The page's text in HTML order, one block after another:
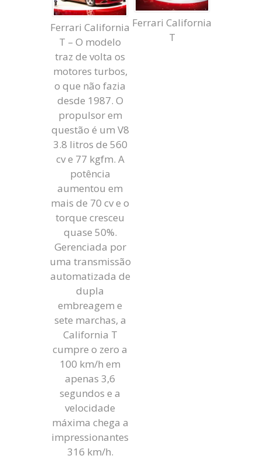
Ferrari California
T – O modelo
traz de volta os
motores turbos,
o que não fazia
desde 1987. O
propulsor em
questão é um V8
3.8 litros de 560
cv e 77 kgfm. A
potência
aumentou em
mais de 70 cv e o
torque cresceu
quase 50%.
Gerenciada por
uma transmissão
automatizada de
dupla
embreagem e
sete marchas, a
California T
cumpre o zero a
100 km/h em
apenas 3,6
segundos e a
velocidade
máxima chega a
impressionantes
316 km/h.
Ferrari California
T